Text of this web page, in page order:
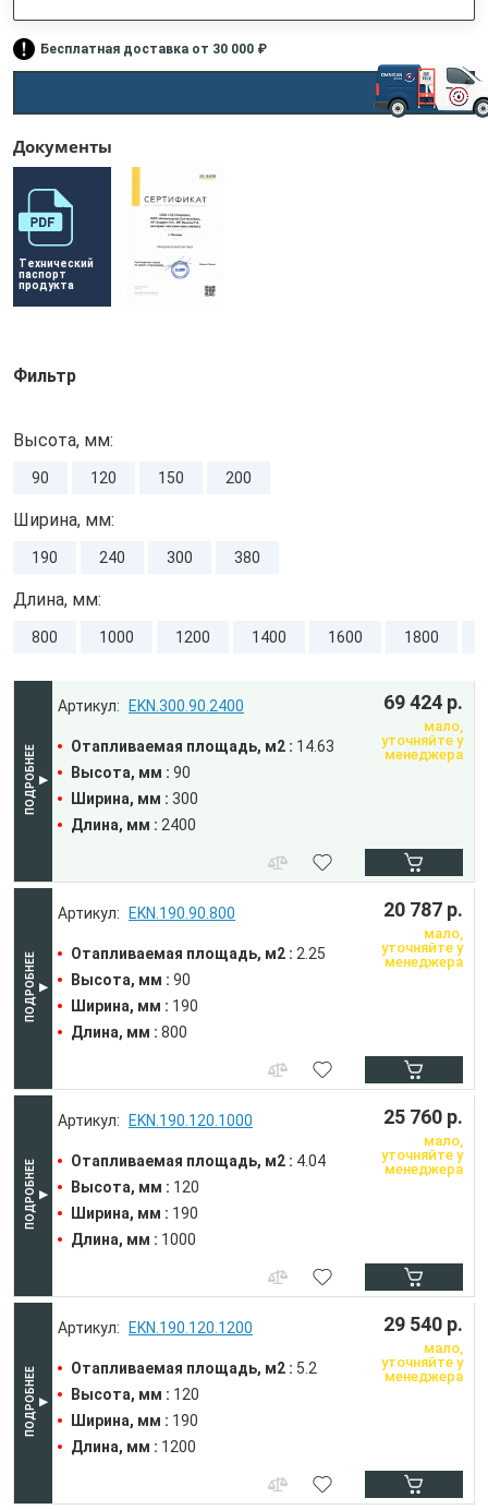
Бесплатная доставка от 30 000 ₽
Документы
Технический
паспорт
продукта
Фильтр
Высота, мм:
90 120 150 200
Ширина, мм:
190 240 300 380
Длина, мм:
800 1000 1200 1400 1600 1800
EKN.190.90.800
Отапливаемая площадь, м2 : 2.25
Высота, мм : 90
Ширина, мм : 190
Длина, мм : 800
20 787 р.
мало,
уточняйте у
менеджера
EKN.190.120.1000
Отапливаемая площадь, м2 : 4.04
Высота, мм : 120
Ширина, мм : 190
Длина, мм : 1000
25 760 р.
мало,
уточняйте у
менеджера
EKN.190.120.1200
Отапливаемая площадь, м2 : 5.2
Высота, мм : 120
Ширина, мм : 190
Длина, мм : 1200
29 540 р.
мало,
уточняйте у
менеджера
EKN.300.90.2400
Отапливаемая площадь, м2 : 14.63
Высота, мм : 90
Ширина, мм : 300
Длина, мм : 2400
69 424 р.
мало,
уточняйте у
менеджера